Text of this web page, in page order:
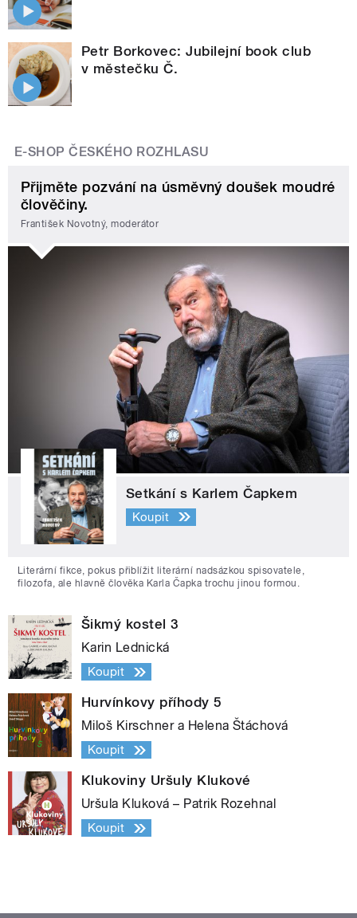
Petr Borkovec: Jubilejní book club
v městečku Č.
E-SHOP ČESKÉHO ROZHLASU
Přijměte pozvání na úsměvný doušek moudré
člověčiny.
František Novotný, moderátor
Setkání s Karlem Čapkem
Koupit
Literární fikce, pokus přiblížit literární nadsázkou spisovatele,
filozofa, ale hlavně člověka Karla Čapka trochu jinou formou.
Šikmý kostel 3
Karin Lednická
Koupit
Hurvínkovy příhody 5
Miloš Kirschner a Helena Štáchová
Koupit
Klukoviny Uršuly Klukové
Uršula Kluková – Patrik Rozehnal
Koupit